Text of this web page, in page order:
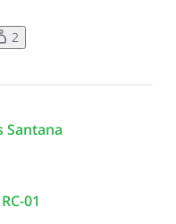
2
Santana
01